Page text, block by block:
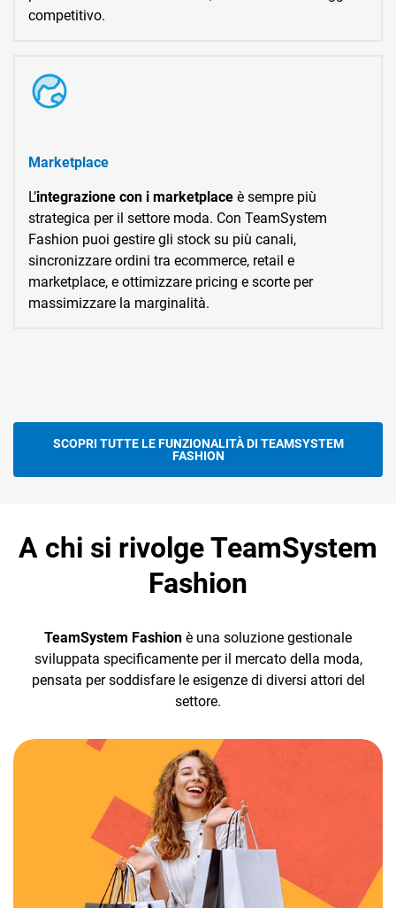
competitivo.
Marketplace
L’integrazione con i marketplace è sempre più
strategica per il settore moda. Con TeamSystem
Fashion puoi gestire gli stock su più canali,
sincronizzare ordini tra ecommerce, retail e
marketplace, e ottimizzare pricing e scorte per
massimizzare la marginalità.
SCOPRI TUTTE LE FUNZIONALITÀ DI TEAMSYSTEM
FASHION
A chi si rivolge TeamSystem
Fashion
TeamSystem Fashion è una soluzione gestionale
sviluppata specificamente per il mercato della moda,
pensata per soddisfare le esigenze di diversi attori del
settore.